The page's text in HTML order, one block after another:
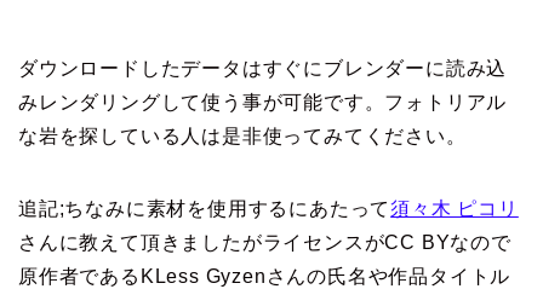
ダウンロードしたデータはすぐにブレンダーに読み込
みレンダリングして使う事が可能です。フォトリアル
な岩を探している人は是非使ってみてください。
追記;ちなみに素材を使用するにあたって須々木 ピコリ
さんに教えて頂きましたがライセンスがCC BYなので
原作者であるKLess Gyzenさんの氏名や作品タイトル